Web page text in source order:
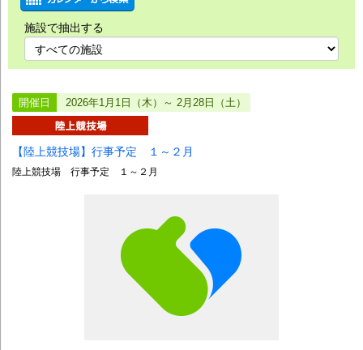
施設で抽出する
開催日 2026年1月1日（木）～ 2月28日（土）
【陸上競技場】行事予定 １～２月
陸上競技場 行事予定 １～２月